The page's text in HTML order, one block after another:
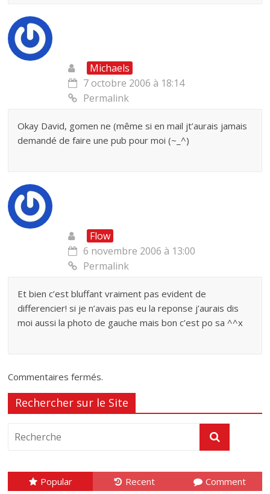
Michaels
7 octobre 2006 à 18:14
Permalink
Okay David, gomen ne (même si en mail jt’aurais jamais
demandé de faire une pub pour moi (~_^)
Flow
6 novembre 2006 à 13:00
Permalink
Et bien c’est bluffant vraiment pas evident de
differencier! si je n’avais pas eu la reponse j’aurais dis
moi aussi la photo de gauche mais bon c’est po sa ^^x
Commentaires fermés.
Rechercher sur le Site
Popular Recent Comment